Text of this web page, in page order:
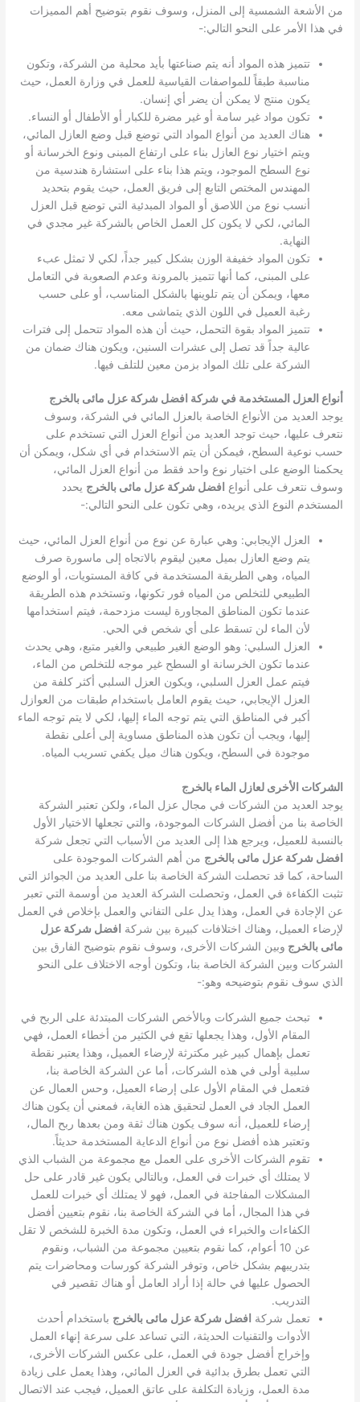
من الأشعة الشمسية إلى المنزل، وسوف نقوم بتوضيح أهم المميزات
في هذا الأمر على النحو التالي:-
تتميز هذه المواد أنه يتم صناعتها بأيد محلية من الشركة، وتكون
مناسبة طبقاً للمواصفات القياسية للعمل في وزارة العمل، حيث
يكون منتج لا يمكن أن يضر أي إنسان.
تكون مواد غير سامة أو غير مضرة للكبار أو الأطفال أو النساء.
هناك العديد من أنواع المواد التي توضع قبل وضع العازل المائي،
ويتم اختيار نوع العازل بناء على ارتفاع المبنى ونوع الخرسانة أو
نوع السطح الموجود، ويتم هذا بناء على استشارة هندسية من
المهندس المختص التابع إلى فريق العمل، حيث يقوم بتحديد
أنسب نوع من اللاصق أو المواد المبدئية التي توضع قبل العزل
المائي، لكي لا يكون كل العمل الخاص بالشركة غير مجدي في
النهاية.
تكون المواد خفيفة الوزن بشكل كبير جداً، لكي لا تمثل عبء
على المبنى، كما أنها تتميز بالمرونة وعدم الصعوبة في التعامل
معها، ويمكن أن يتم تلوينها بالشكل المناسب، أو على حسب
رغبة العميل في اللون الذي يتماشى معه.
تتميز المواد بقوة التحمل، حيث أن هذه المواد تتحمل إلى فترات
عالية جداً قد تصل إلى عشرات السنين، ويكون هناك ضمان من
الشركة على تلك المواد بزمن معين للتلف فيها.
أنواع العزل المستخدمة في شركة افضل شركة عزل مائى بالخرج
يوجد العديد من الأنواع الخاصة بالعزل المائي في الشركة، وسوف
نتعرف عليها، حيث توجد العديد من أنواع العزل التي تستخدم على
حسب نوعية السطح، فيمكن أن يتم الاستخدام في أي شكل، ويمكن أن
يحكمنا الوضع على اختيار نوع واحد فقط من أنواع العزل المائي،
وسوف نتعرف على أنواع افضل شركة عزل مائى بالخرج يحدد
المستخدم النوع الذي يريده، وهي تكون على النحو التالي:-
العزل الإيجابي: وهي عبارة عن نوع من أنواع العزل المائي، حيث
يتم وضع العازل بميل معين ليقوم بالاتجاه إلى ماسورة صرف
المياه، وهي الطريقة المستخدمة في كافة المستويات، أو الوضع
الطبيعي للتخلص من المياه فور تكونها، وتستخدم هذه الطريقة
عندما تكون المناطق المجاورة ليست مزدحمة، فيتم استخدامها
لأن الماء لن تسقط على أي شخص في الحي.
العزل السلبي: وهو الوضع الغير طبيعي والغير متبع، وهي يحدث
عندما تكون الخرسانة او السطح غير موجه للتخلص من الماء،
فيتم عمل العزل السلبي، ويكون العزل السلبي أكثر كلفة من
العزل الإيجابي، حيث يقوم العامل باستخدام طبقات من العوازل
أكبر في المناطق التي يتم توجه الماء إليها، لكي لا يتم توجه الماء
إليها، ويجب أن تكون هذه المناطق مساوية إلى أعلى نقطة
موجودة في السطح، ويكون هناك ميل يكفي تسريب المياه.
الشركات الأخرى لعازل الماء بالخرج
يوجد العديد من الشركات في مجال عزل الماء، ولكن تعتبر الشركة
الخاصة بنا من أفضل الشركات الموجودة، والتي تجعلها الاختيار الأول
بالنسبة للعميل، ويرجع هذا إلى العديد من الأسباب التي تجعل شركة
افضل شركة عزل مائى بالخرج من أهم الشركات الموجودة على
الساحة، كما قد تحصلت الشركة الخاصة بنا على العديد من الجوائز التي
تثبت الكفاءة في العمل، وتحصلت الشركة العديد من أوسمة التي تعبر
عن الإجادة في العمل، وهذا يدل على التفاني والعمل بإخلاص في العمل
لإرضاء العميل، وهناك اختلافات كبيرة بين شركة افضل شركة عزل
مائى بالخرج وبين الشركات الأخرى، وسوف نقوم بتوضيح الفارق بين
الشركات وبين الشركة الخاصة بنا، وتكون أوجه الاختلاف على النحو
الذي سوف نقوم بتوضيحه وهو:-
تبحث جميع الشركات وبالأخص الشركات المبتدئة على الربح في
المقام الأول، وهذا يجعلها تقع في الكثير من أخطاء العمل، فهي
تعمل بإهمال كبير غير مكترثة لإرضاء العميل، وهذا يعتبر نقطة
سلبية أولى في هذه الشركات، أما عن الشركة الخاصة بنا،
فتعمل في المقام الأول على إرضاء العميل، وحس العمال عن
العمل الجاد في العمل لتحقيق هذه الغاية، فمعني أن يكون هناك
إرضاء للعميل، أنه سوف يكون هناك ثقة ومن بعدها ربح المال،
وتعتبر هذه أفضل نوع من أنواع الدعاية المستخدمة حديثاً.
تقوم الشركات الأخرى على العمل مع مجموعة من الشباب الذي
لا يمتلك أي خبرات في العمل، وبالتالي يكون غير قادر على حل
المشكلات المفاجئة في العمل، فهو لا يمتلك أي خبرات للعمل
في هذا المجال، أما في الشركة الخاصة بنا، نقوم بتعيين أفضل
الكفاءات والخبراء في العمل، وتكون مدة الخبرة للشخص لا تقل
عن 10 أعوام، كما نقوم بتعيين مجموعة من الشباب، ونقوم
بتدريبهم بشكل خاص، وتوفر الشركة كورسات ومحاضرات يتم
الحصول عليها في حالة إذا أراد العامل أو هناك تقصير في
التدريب.
تعمل شركة افضل شركة عزل مائى بالخرج باستخدام أحدث
الأدوات والتقنيات الحديثة، التي تساعد على سرعة إنهاء العمل
وإخراج أفضل جودة في العمل، على عكس الشركات الأخرى،
التي تعمل بطرق بدائية في العزل المائي، وهذا يعمل على زيادة
مدة العمل، وزيادة التكلفة على عاتق العميل، فيجب عند الاتصال